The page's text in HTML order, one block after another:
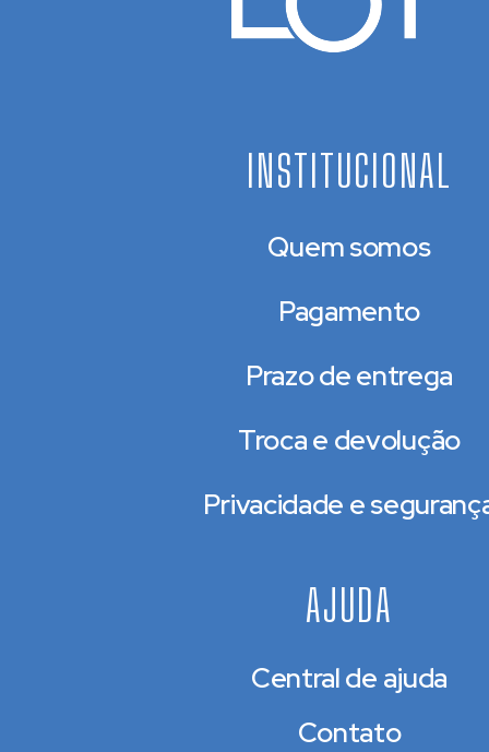
INSTITUCIONAL
Quem somos
Pagamento
Prazo de entrega
Troca e devolução
Privacidade e
AJUDA
Central de ajuda
Contato